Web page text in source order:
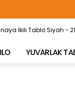
HER YERİNE ÜCRETSİZ
YUVARLAK